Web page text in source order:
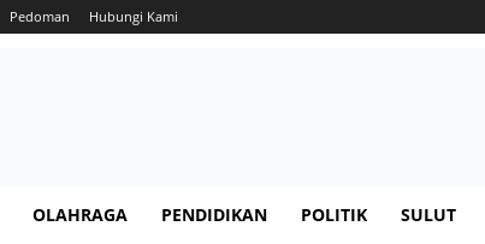
Pedoman Hubungi Kami
OLAHRAGA PENDIDIKAN POLITIK SULUT